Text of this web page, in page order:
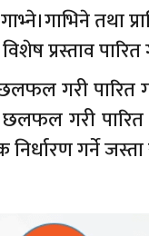
तथा
प्रस्ताव पारित
गरी पारित
गरी पारित
निर्धारण गर्ने